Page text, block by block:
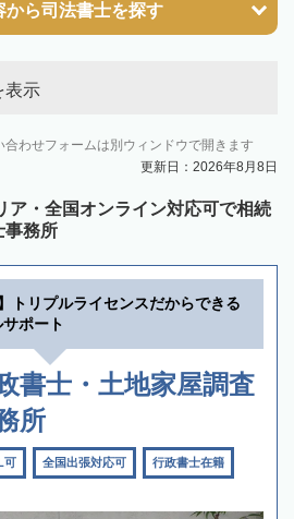
から司法書士を探す
表示
わせフォームは別ウィンドウで開きます
更新日：2026年8月8日
ア・全国オンライン対応可で相続
事務所
トリプルライセンスだからできる
ポート
書士・土地家屋調査
所
可 全国出張対応可 行政書士在籍